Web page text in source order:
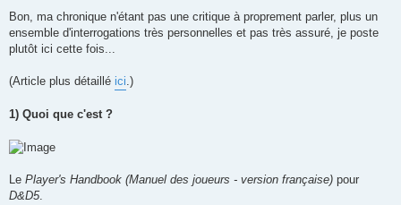
s
a
g
Bon, ma chronique n'étant pas une critique à proprement parler, plus un
ensemble d'interrogations très personnelles et pas très assuré, je poste
plutôt ici cette fois...
(Article plus détaillé ici.)
1) Quoi que c'est ?
Le Player's Handbook (Manuel des joueurs - version française) pour
D&D5.